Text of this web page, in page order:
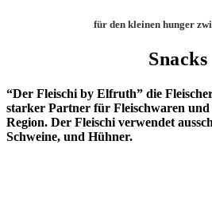
für den kleinen hunger
Snacks
“Der Fleischi by Elfruth” die
starker Partner für Fleischwaren
Region. Der Fleischi verwendet
Schweine, und Hühner.